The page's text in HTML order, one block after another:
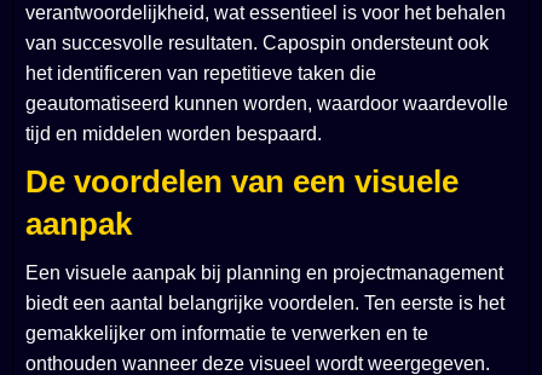
verantwoordelijkheid, wat essentieel is voor het behalen
van succesvolle resultaten. Capospin ondersteunt ook
het identificeren van repetitieve taken die
geautomatiseerd kunnen worden, waardoor waardevolle
tijd en middelen worden bespaard.
De voordelen van een visuele
aanpak
Een visuele aanpak bij planning en projectmanagement
biedt een aantal belangrijke voordelen. Ten eerste is het
gemakkelijker om informatie te verwerken en te
onthouden wanneer deze visueel wordt weergegeven.